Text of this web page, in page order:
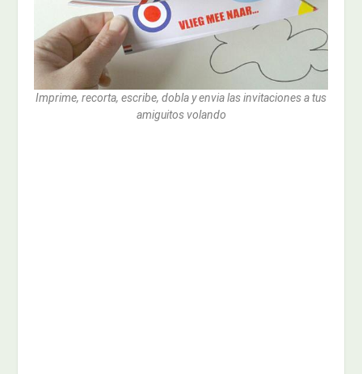
Imprime, recorta, escribe, dobla y envia las invitaciones a tus
amiguitos volando